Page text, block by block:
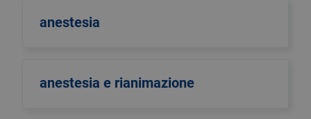
anestesia
anestesia e rianimazione